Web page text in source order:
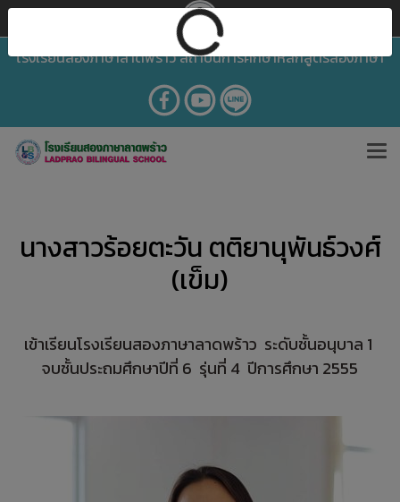
โรงเรียนสองภาษาลาดพร้าว สถาบันการศึกษาหลักสูตรสองภาษา
นางสาวร้อยตะวัน ตติยานุพันธ์วงศ์
(เข็ม)
เข้าเรียนโรงเรียนสองภาษาลาดพร้าว ระดับชั้นอนุบาล 1
จบชั้นประถมศึกษาปีที่ 6 รุ่นที่ 4 ปีการศึกษา 2555